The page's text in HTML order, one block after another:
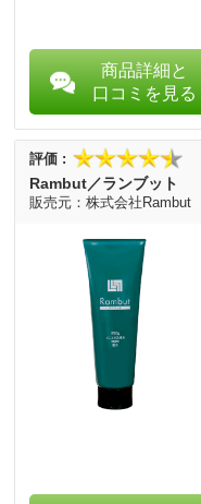
商品詳細と
口コミを見る
Rambut／ランブット
株式会社Rambut